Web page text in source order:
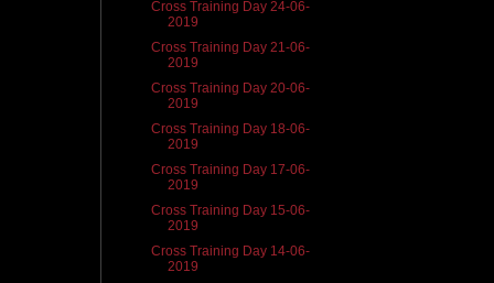
Cross Training Day 24-06-
2019
Cross Training Day 21-06-
2019
Cross Training Day 20-06-
2019
Cross Training Day 18-06-
2019
Cross Training Day 17-06-
2019
Cross Training Day 15-06-
2019
Cross Training Day 14-06-
2019